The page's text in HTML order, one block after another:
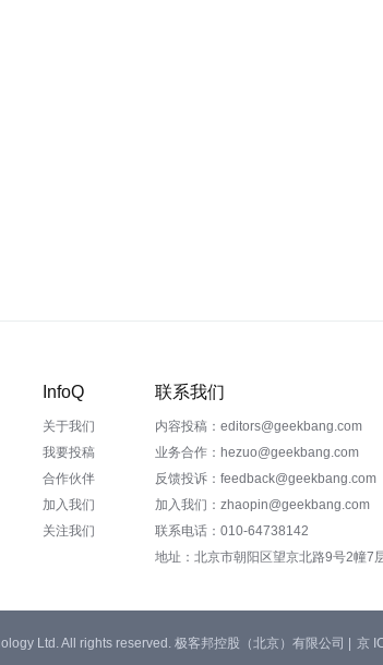
InfoQ
关于我们
我要投稿
合作伙伴
加入我们
关注我们
联系我们
内容投稿：editors@geekbang.com
业务合作：hezuo@geekbang.com
反馈投诉：feedback@geekbang.com
加入我们：zhaopin@geekbang.com
联系电话：010-64738142
地址：北京市朝阳区望京北路9号2幢7
Ltd. All rights reserved. 极客邦控股（北京）有限公司 | 京